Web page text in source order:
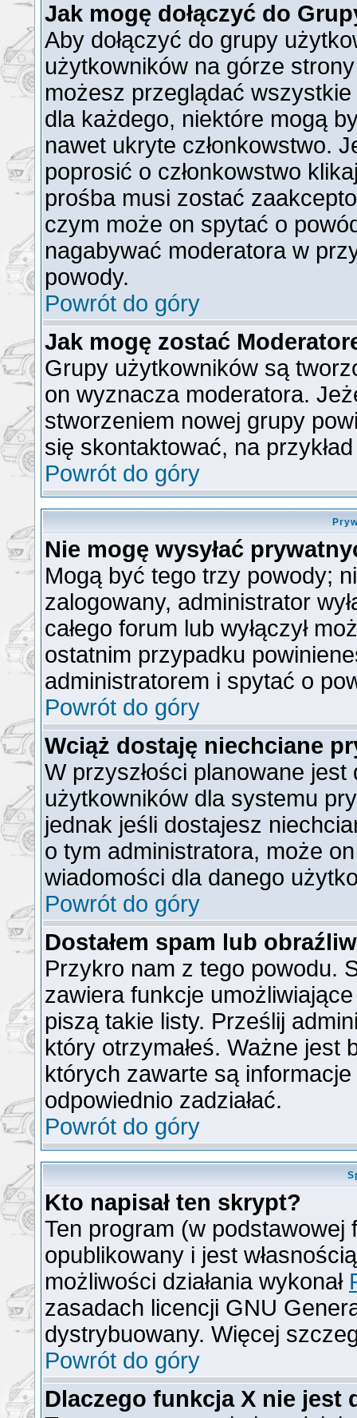
Jak mogę dołączyć do
Aby dołączyć do grupy
użytkowników na górze
możesz przeglądać
dla każdego, niektóre mogą
nawet ukryte członkowstwo.
poprosić o członkowstwo
prośba musi zostać
czym może on spytać o
nagabywać moderatora w
powody.
Powrót do góry
Jak mogę zostać
Grupy użytkowników są
on wyznacza moderatora.
stworzeniem nowej grupy
się skontaktować, na
Powrót do góry
Nie mogę wysyłać
Mogą być tego trzy powody;
zalogowany, administrator
całego forum lub wyłączył
ostatnim przypadku
administratorem i spytać o
Powrót do góry
Wciąż dostaję niechciane
W przyszłości planowane
użytkowników dla systemu
jednak jeśli dostajesz
o tym administratora, może
wiadomości dla danego
Powrót do góry
Dostałem spam lub
Przykro nam z tego powodu.
zawiera funkcje
piszą takie listy. Prześlij
który otrzymałeś. Ważne jest
których zawarte są
odpowiednio zadziałać.
Powrót do góry
Kto napisał ten skrypt?
Ten program (w podstawowej
opublikowany i jest
możliwości działania wykonał
zasadach licencji GNU
dystrybuowany. Więcej
Powrót do góry
Dlaczego funkcja X nie jest